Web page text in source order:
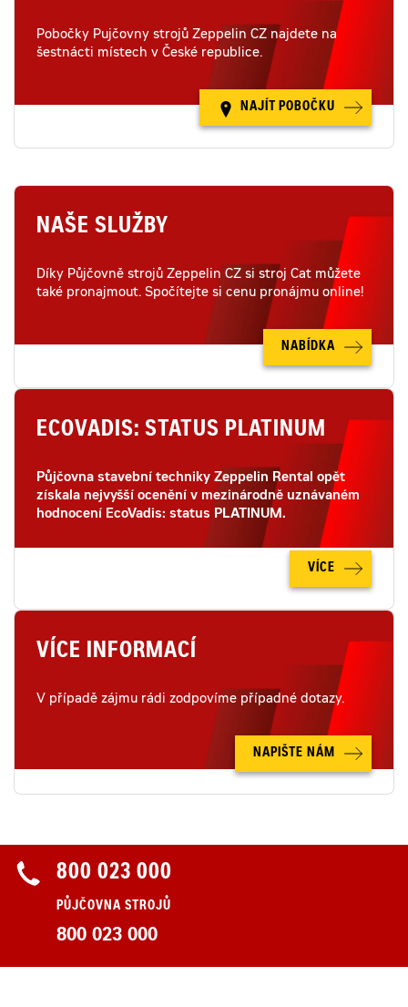
Pobočky Pujčovny strojů Zeppelin CZ najdete na
šestnácti místech v České republice.
NAJÍT POBOČKU
NAŠE SLUŽBY
Díky Půjčovně strojů Zeppelin CZ si stroj Cat můžete
také pronajmout. Spočítejte si cenu pronájmu online!
NABÍDKA
ECOVADIS: STATUS PLATINUM
Půjčovna stavební techniky Zeppelin Rental opět
získala nejvyšší ocenění v mezinárodně uznávaném
hodnocení EcoVadis: status PLATINUM.
VÍCE
VÍCE INFORMACÍ
V případě zájmu rádi zodpovíme případné dotazy.
NAPIŠTE NÁM
800 023 000
PŮJČOVNA STROJŮ
800 023 000